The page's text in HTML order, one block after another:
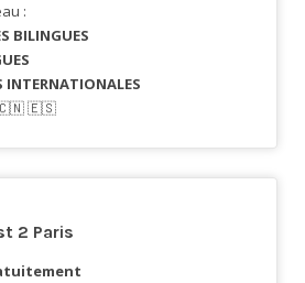
:
BILINGUES
INTERNATIONALES
🇪🇸​
2 Paris